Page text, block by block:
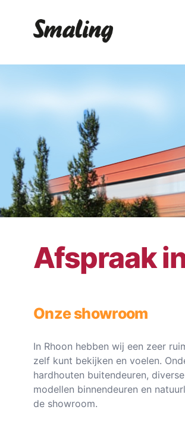
Afspraak
Onze showroom
In Rhoon hebben wij een zeer
zelf kunt bekijken en voelen.
hardhouten buitendeuren,
modellen binnendeuren en
de showroom.